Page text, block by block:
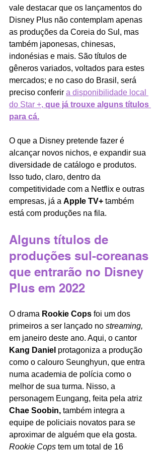
vale destacar que os lançamentos do
Disney Plus não contemplam apenas
as produções da Coreia do Sul, mas
também japonesas, chinesas,
indonésias e mais. São títulos de
gêneros variados, voltados para estes
mercados; e no caso do Brasil, será
preciso conferir a disponibilidade local
do Star +, que já trouxe alguns títulos
para cá.
O que a Disney pretende fazer é
alcançar novos nichos, e expandir sua
diversidade de catálogo e produtos.
Isso tudo, claro, dentro da
competitividade com a Netflix e outras
empresas, já a Apple TV+ também
está com produções na fila.
Alguns títulos de
produções sul-coreanas
que entrarão no Disney
Plus em 2022
O drama Rookie Cops foi um dos
primeiros a ser lançado no streaming,
em janeiro deste ano. Aqui, o cantor
Kang Daniel protagoniza a produção
como o calouro Seunghyun, que entra
numa academia de polícia como o
melhor de sua turma. Nisso, a
personagem Eungang, feita pela atriz
Chae Soobin, também integra a
equipe de policiais novatos para se
aproximar de alguém que ela gosta.
Rookie Cops tem um total de 16